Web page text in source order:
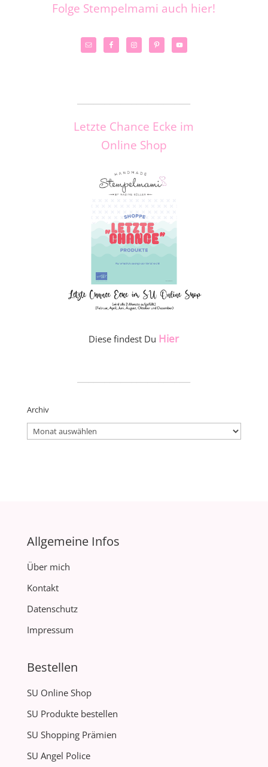
Folge Stempelmami auch hier!
Letzte Chance Ecke im
Online Shop
Diese findest Du Hier
Archiv
Archiv
Allgemeine Infos
Über mich
Kontakt
Datenschutz
Impressum
Bestellen
SU Online Shop
SU Produkte bestellen
SU Shopping Prämien
SU Angel Police